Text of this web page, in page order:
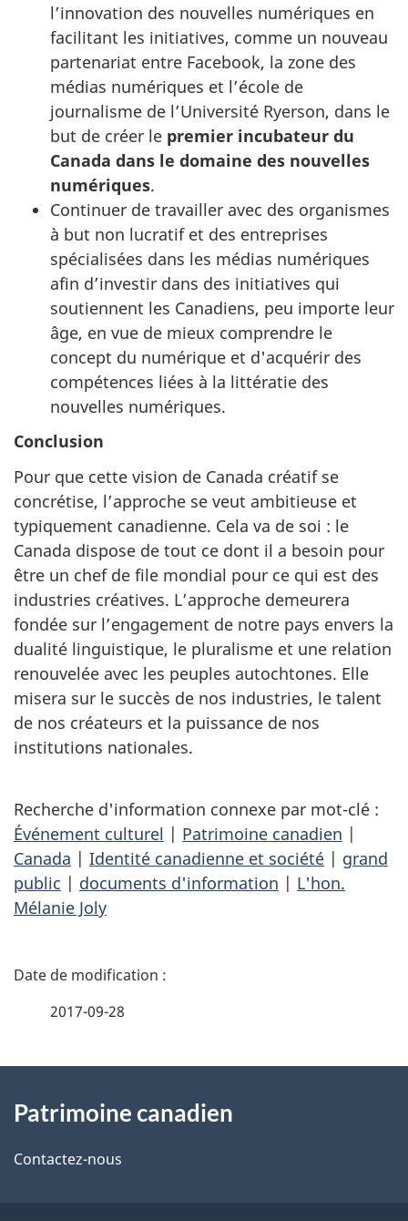
l’innovation des nouvelles numériques en
facilitant les initiatives, comme un nouveau
partenariat entre Facebook, la zone des
médias numériques et l’école de
journalisme de l’Université Ryerson, dans le
but de créer le premier incubateur du
Canada dans le domaine des nouvelles
numériques.
Continuer de travailler avec des organismes
à but non lucratif et des entreprises
spécialisées dans les médias numériques
afin d’investir dans des initiatives qui
soutiennent les Canadiens, peu importe leur
âge, en vue de mieux comprendre le
concept du numérique et d'acquérir des
compétences liées à la littératie des
nouvelles numériques.
Conclusion
Pour que cette vision de Canada créatif se
concrétise, l’approche se veut ambitieuse et
typiquement canadienne. Cela va de soi : le
Canada dispose de tout ce dont il a besoin pour
être un chef de file mondial pour ce qui est des
industries créatives. L’approche demeurera
fondée sur l’engagement de notre pays envers la
dualité linguistique, le pluralisme et une relation
renouvelée avec les peuples autochtones. Elle
misera sur le succès de nos industries, le talent
de nos créateurs et la puissance de nos
institutions nationales.
Recherche d'information connexe par mot-clé :
Événement culturel | Patrimoine canadien |
Canada | Identité canadienne et société | grand
public | documents d'information | L'hon.
Mélanie Joly
D
i
l
2017-09-28
propos
de
Patrimoine canadien
Contactez-nous